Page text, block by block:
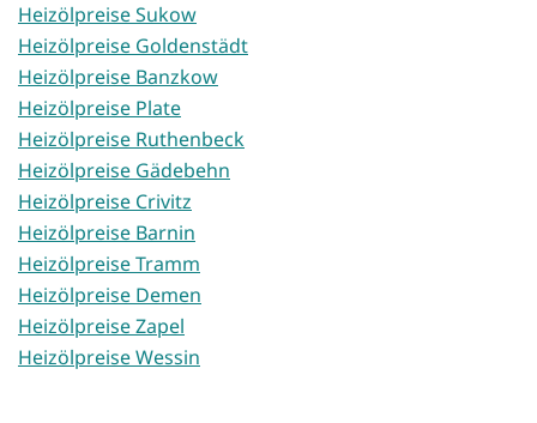
Heizölpreise Sukow
Heizölpreise Goldenstädt
Heizölpreise Banzkow
Heizölpreise Plate
Heizölpreise Ruthenbeck
Heizölpreise Gädebehn
Heizölpreise Crivitz
Heizölpreise Barnin
Heizölpreise Tramm
Heizölpreise Demen
Heizölpreise Zapel
Heizölpreise Wessin